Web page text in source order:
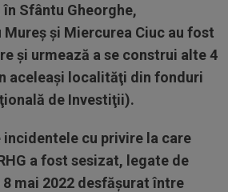
Sfântu Gheorghe,
Mureş şi Miercurea Ciuc au fost
şi urmează a se construi alte 4
aceleaşi localităţi din fonduri
de Investiţii).
incidentele cu privire la care
a fost sesizat, legate de
mai 2022 desfăşurat între